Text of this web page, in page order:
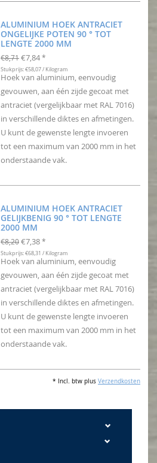
ALUMINIUM HOEK ANTRACIET
ONGELIJKE POTEN 90 ° TOT
LENGTE 2000 MM
€8,71 €7,84 *
Stukprijs: €58,07 / Kilogram
Hoek van aluminium, eenvoudig
gevouwen, aan één zijde gecoat met
antraciet (vergelijkbaar met RAL 7016)
in verschillende diktes en afmetingen.
U kunt de gewenste lengte invoeren
tot een maximum van 2000 mm in het
onderstaande vak.
ALUMINIUM HOEK ANTRACIET
GELIJKBENIG 90 ° TOT LENGTE
2000 MM
€8,20 €7,38 *
Stukprijs: €68,31 / Kilogram
Hoek van aluminium, eenvoudig
gevouwen, aan één zijde gecoat met
antraciet (vergelijkbaar met RAL 7016)
in verschillende diktes en afmetingen.
U kunt de gewenste lengte invoeren
tot een maximum van 2000 mm in het
onderstaande vak.
* Incl. btw plus Verzendkosten